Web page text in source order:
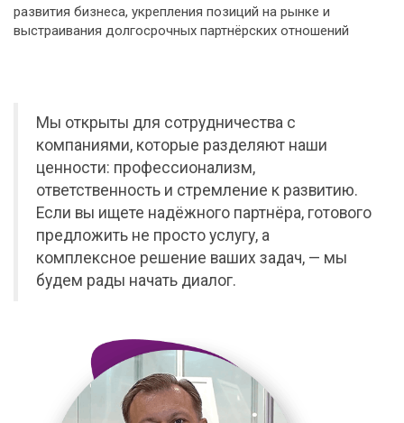
развития бизнеса, укрепления позиций на рынке и
выстраивания долгосрочных партнёрских отношений
Мы открыты для сотрудничества с
компаниями, которые разделяют наши
ценности: профессионализм,
ответственность и стремление к развитию.
Если вы ищете надёжного партнёра, готового
предложить не просто услугу, а
комплексное решение ваших задач, — мы
будем рады начать диалог.